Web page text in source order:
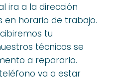
ira a la dirección
en horario de trabajo.
tu
técnicos se
a repararlo.
va a estar